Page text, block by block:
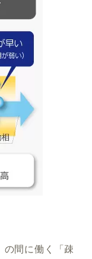
の間に働く「疎